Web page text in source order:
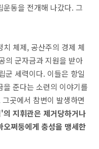
동을 전개해 나갔다. 그
체제, 공산주의 경제 체
의 군자금과 지원을 받아
군 세력이다. 이들은 항일
준다는 소련의 이야기를
곳에서 참변이 발생하면
지휘관은 제거당하거나
쩌둥에게 충성을 맹세한